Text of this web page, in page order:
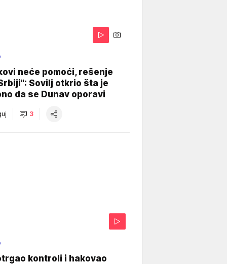
neće pomoći, rešenje
Sovilj otkrio šta je
da se Dunav oporavi
3
kontroli i hakovao